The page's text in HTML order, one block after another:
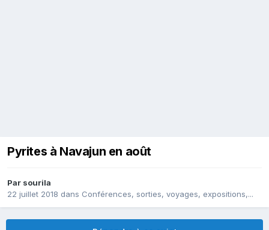
Pyrites à Navajun en août
Par sourila
22 juillet 2018 dans Conférences, sorties, voyages, expositions,...